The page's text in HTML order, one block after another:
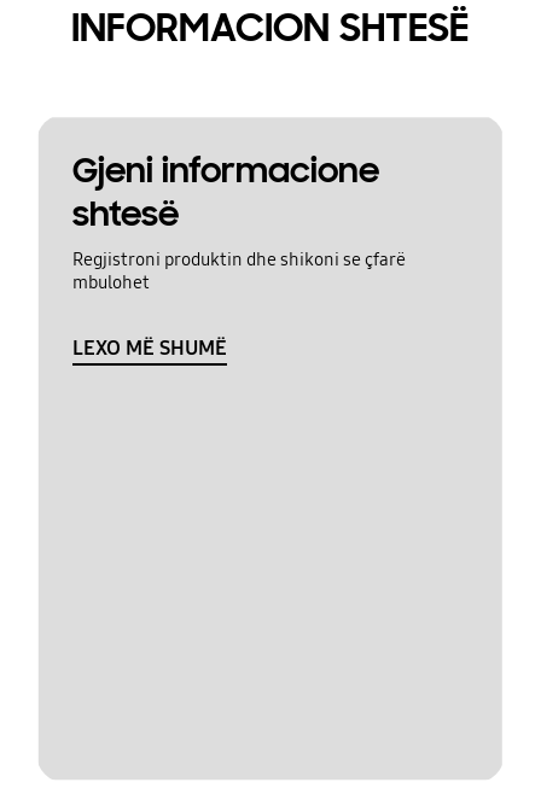
INFORMACION SHTESË
Gjeni informacione
shtesë
Regjistroni produktin dhe shikoni se çfarë
mbulohet
LEXO MË SHUMË